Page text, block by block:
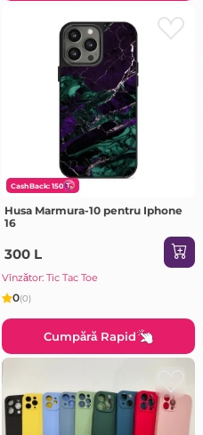
CashBack: 150
Husa Marmura-10 pentru Iphone
16
300 L
Vînzător: Tic Tac Toe
0(0)
Cumpără Rapid